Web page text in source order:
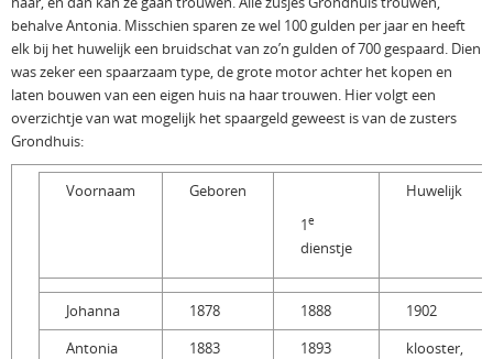
behalve Antonia. Misschien sparen ze wel 100 gulden per jaar en heeft
elk bij het huwelijk een bruidschat van zo’n gulden of 700 gespaard. Dien
was zeker een spaarzaam type, de grote motor achter het kopen en
laten bouwen van een eigen huis na haar trouwen. Hier volgt een
overzichtje van wat mogelijk het spaargeld geweest is van de zusters
Grondhuis:
Voornaam
Geboren
1e
dienstje
Huwelijk
Johanna 1878 1888
1902
Antonia
1883 1893
klooster,